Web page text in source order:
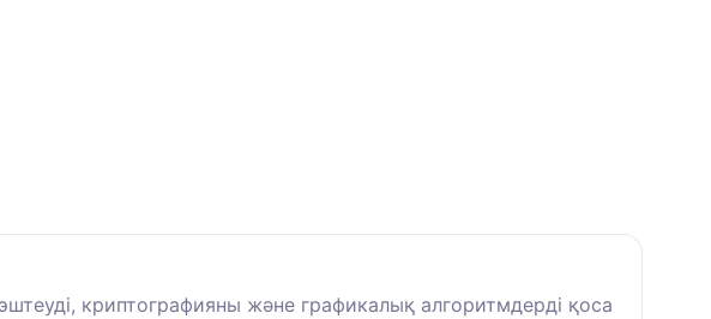
криптографияны және графикалық алгоритмдерді қоса